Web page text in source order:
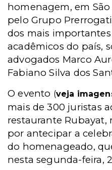
homenagem, em
pelo Grupo
dos mais
acadêmicos do país,
advogados Marco
Fabiano Silva dos
O evento (veja
mais de 300 juristas
restaurante Rubayat,
por antecipar a
do homenageado,
nesta segunda-feira,